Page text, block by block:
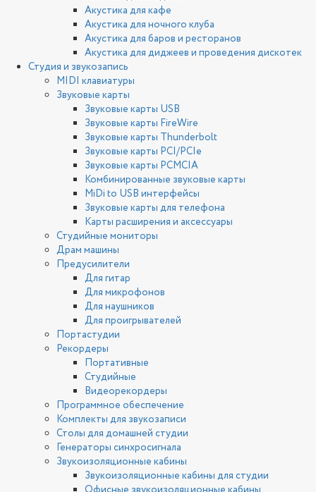
Акустика для кафе
Акустика для ночного клуба
Акустика для баров и ресторанов
Акустика для диджеев и проведения дискотек
Студия и звукозапись
MIDI клавиатуры
Звуковые карты
Звуковые карты USB
Звуковые карты FireWire
Звуковые карты Thunderbolt
Звуковые карты PCI/PCIe
Звуковые карты PCMCIA
Комбинированные звуковые карты
MiDi to USB интерфейсы
Звуковые карты для телефона
Карты расширения и аксессуары
Студийные мониторы
Драм машины
Предусилители
Для гитар
Для микрофонов
Для наушников
Для проигрывателей
Портастудии
Рекордеры
Портативные
Студийные
Видеорекордеры
Программное обеспечение
Комплекты для звукозаписи
Столы для домашней студии
Генераторы синхросигнала
Звукоизоляционные кабины
Звукоизоляционные кабины для студии